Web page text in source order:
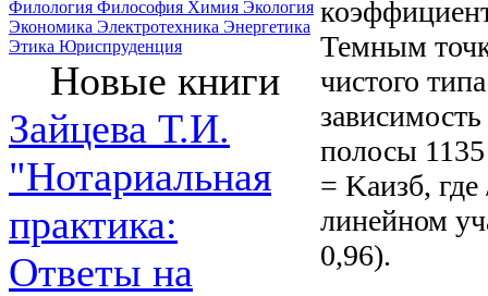
Филология Философия Химия Экология
Экономика Электротехника Энергетика
Этика Юриспруденция
Новые книги
Зайцева Т.И.
"Нотариальная
практика:
Ответы на
Темным
чистого
полосы
= Kaизб,
линейном
0,96).